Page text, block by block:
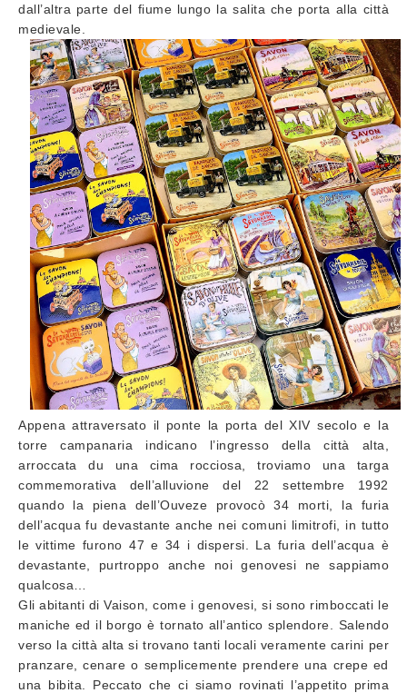
dall’altra parte del fiume lungo la salita che porta alla città
medievale.
Appena attraversato il ponte la porta del XIV secolo e la
torre campanaria indicano l’ingresso della città alta,
arroccata du una cima rocciosa, troviamo una targa
commemorativa dell’alluvione del 22 settembre 1992
quando la piena dell’Ouveze provocò 34 morti, la furia
dell’acqua fu devastante anche nei comuni limitrofi, in tutto
le vittime furono 47 e 34 i dispersi. La furia dell’acqua è
devastante, purtroppo anche noi genovesi ne sappiamo
qualcosa…
Gli abitanti di Vaison, come i genovesi, si sono rimboccati le
maniche ed il borgo è tornato all’antico splendore. Salendo
verso la città alta si trovano tanti locali veramente carini per
pranzare, cenare o semplicemente prendere una crepe ed
una bibita. Peccato che ci siamo rovinati l’appetito prima